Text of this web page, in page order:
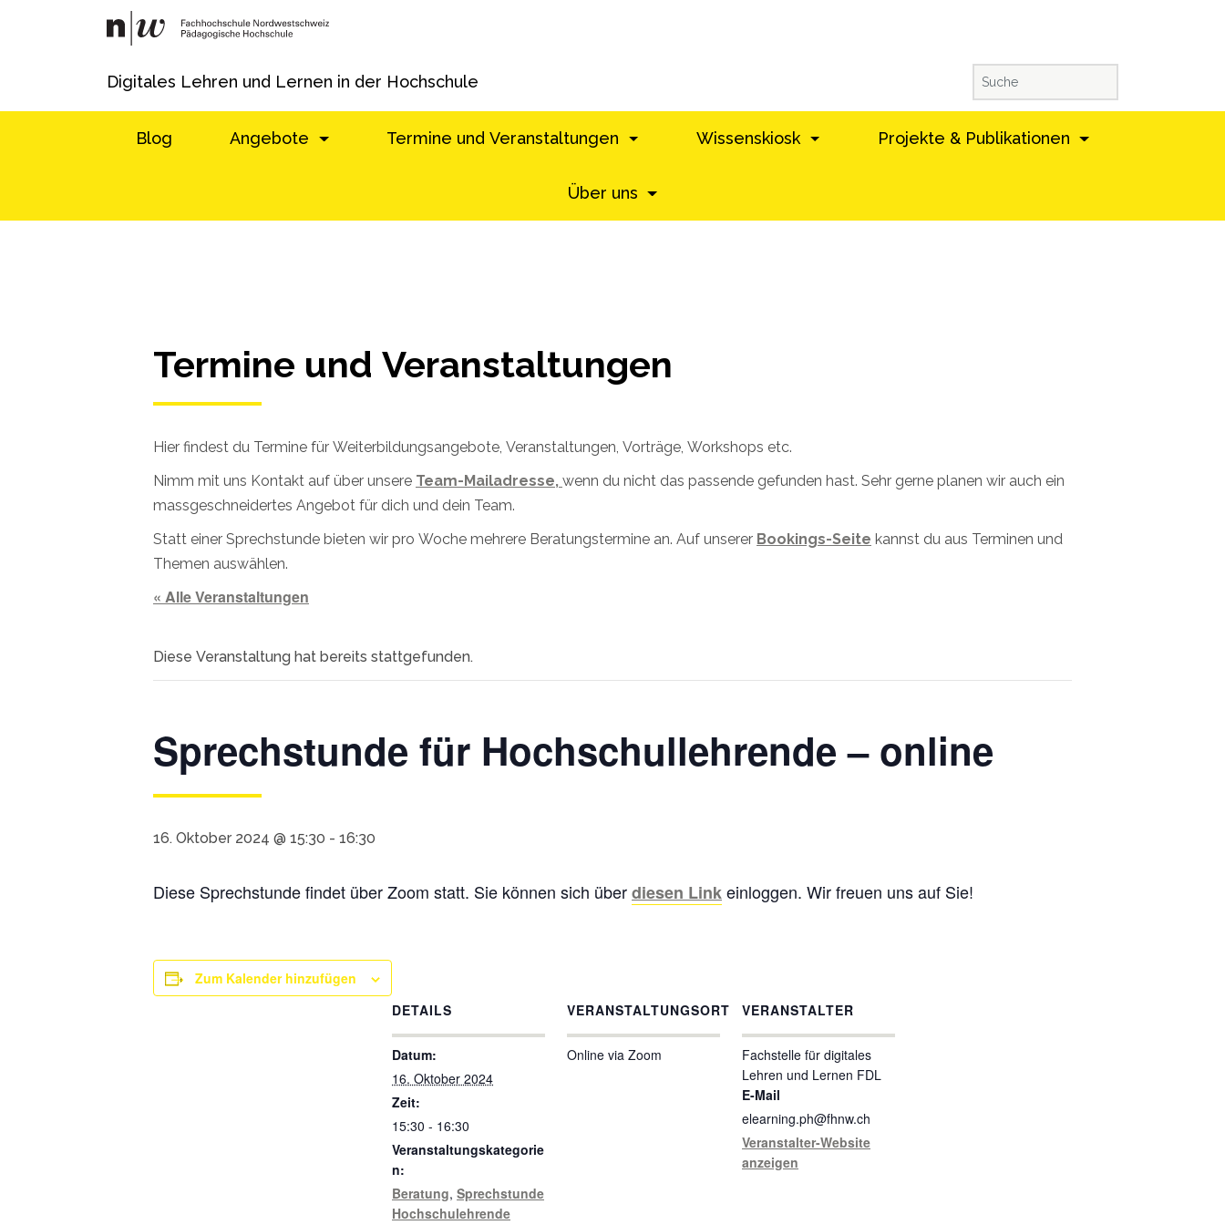
Digitales Lehren und Lernen in der Hochschule
Blog Angebote Termine und Veranstaltungen Wissenskiosk Projekte & Publikationen
Über uns
Termine und Veranstaltungen
Hier findest du Termine für Weiterbildungsangebote, Veranstaltungen, Vorträge, Workshops etc.
Nimm mit uns Kontakt auf über unsere Team-Mailadresse, wenn du nicht das passende gefunden hast. Sehr gerne planen wir auch ein
massgeschneidertes Angebot für dich und dein Team.
Statt einer Sprechstunde bieten wir pro Woche mehrere Beratungstermine an. Auf unserer Bookings-Seite kannst du aus Terminen und
Themen auswählen.
« Alle Veranstaltungen
Diese Veranstaltung hat bereits stattgefunden.
Sprechstunde für Hochschullehrende – online
16. Oktober 2024 @ 15:30 - 16:30
Diese Sprechstunde findet über Zoom statt. Sie können sich überdiesen Linkeinloggen. Wir freuen uns auf Sie!
Zum Kalender hinzufügen
DETAILS
Datum:
16. Oktober 2024
Zeit:
15:30 - 16:30
Veranstaltungskategorie
n:
Beratung, Sprechstunde
Hochschulehrende
VERANSTALTUNGSORT
Online via Zoom
VERANSTALTER
Fachstelle für digitales
Lehren und Lernen FDL
E-Mail
elearning.ph@fhnw.ch
Veranstalter-Website
anzeigen